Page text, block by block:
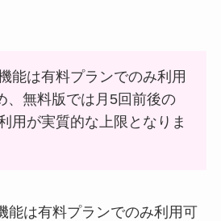
能は有料プランでのみ利用
、無料版では月5回前後の
用が実質的な上限となりま
能は有料プランでのみ利用可